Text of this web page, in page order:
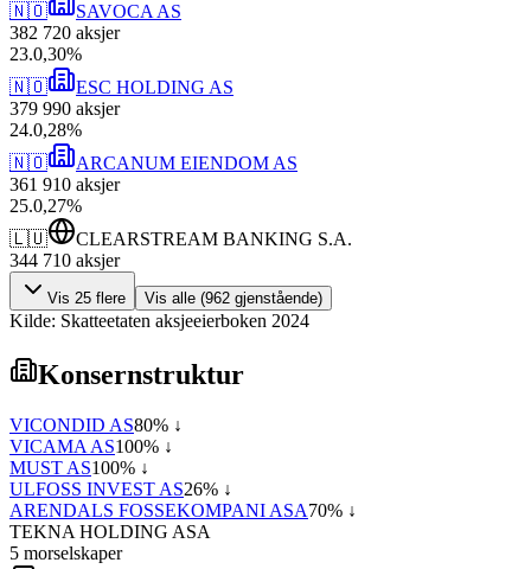
🇳🇴
SAVOCA AS
382 720 aksjer
23.0,30%
🇳🇴
ESC HOLDING AS
379 990 aksjer
24.0,28%
🇳🇴
ARCANUM EIENDOM AS
361 910 aksjer
25.0,27%
🇱🇺
CLEARSTREAM BANKING S.A.
344 710 aksjer
Vis 25 flere Vis alle (962 gjenstående)
Kilde: Skatteetaten aksjeeierboken 2024
Konsernstruktur
VICONDID AS80% ↓
VICAMA AS100% ↓
MUST AS100% ↓
ULFOSS INVEST AS26% ↓
ARENDALS FOSSEKOMPANI ASA70% ↓
TEKNA HOLDING ASA
5 morselskaper